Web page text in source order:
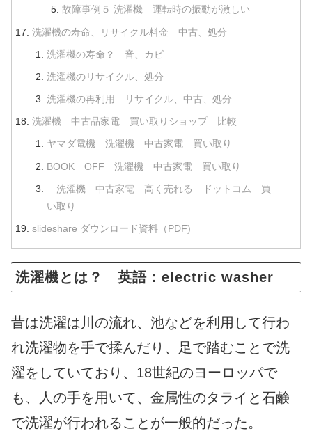
故障事例５ 洗濯機 運転時の振動が激しい
洗濯機の寿命、リサイクル料金 中古、処分
洗濯機の寿命？ 音、カビ
洗濯機のリサイクル、処分
洗濯機の再利用 リサイクル、中古、処分
洗濯機 中古品家電 買い取りショップ 比較
ヤマダ電機 洗濯機 中古家電 買い取り
BOOK OFF 洗濯機 中古家電 買い取り
洗濯機 中古家電 高く売れる ドットコム 買
い取り
slideshare ダウンロード資料（PDF)
洗濯機とは？ 英語：electric washer
昔は洗濯は川の流れ、池などを利用して行わ
れ洗濯物を手で揉んだり、足で踏むことで洗
濯をしていており、18世紀のヨーロッパで
も、人の手を用いて、金属性のタライと石鹸
で洗濯が行われることが一般的だった。